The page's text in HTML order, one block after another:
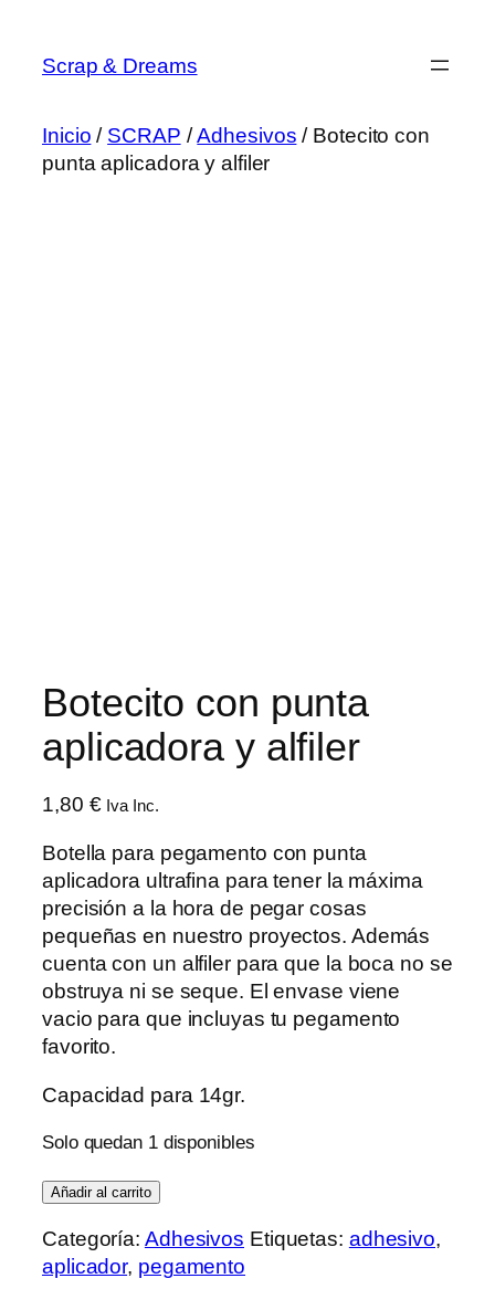
contenido
Scrap & Dreams
Inicio / SCRAP /Adhesivos / Botecito con
punta aplicadora y alfiler
Botecito con punta
aplicadora y alfiler
1,80 € Iva Inc.
Botella para pegamento con punta
aplicadora ultrafina para tener la máxima
precisión a la hora de pegar cosas
pequeñas en nuestro proyectos. Además
cuenta con un alfiler para que la boca no se
obstruya ni se seque. El envase viene
vacio para que incluyas tu pegamento
favorito.
Capacidad para 14gr.
Solo quedan 1 disponibles
Botecito
punta
aplicadora
Añadir al carrito
Categoría: Adhesivos Etiquetas: adhesivo,
aplicador, pegamento